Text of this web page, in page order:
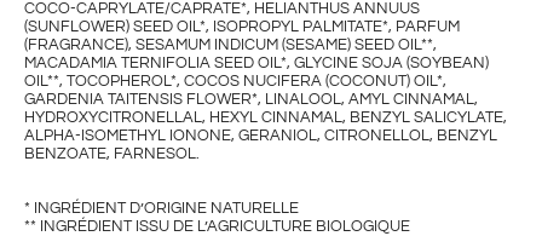
COCO-CAPRYLATE/CAPRATE*, HELIANTHUS ANNUUS
(SUNFLOWER) SEED OIL*, ISOPROPYL PALMITATE*, PARFUM
(FRAGRANCE), SESAMUM INDICUM (SESAME) SEED OIL**,
MACADAMIA TERNIFOLIA SEED OIL*, GLYCINE SOJA (SOYBEAN)
OIL**, TOCOPHEROL*, COCOS NUCIFERA (COCONUT) OIL*,
GARDENIA TAITENSIS FLOWER*, LINALOOL, AMYL CINNAMAL,
HYDROXYCITRONELLAL, HEXYL CINNAMAL, BENZYL SALICYLATE,
ALPHA-ISOMETHYL IONONE, GERANIOL, CITRONELLOL, BENZYL
BENZOATE, FARNESOL.
* INGRÉDIENT D’ORIGINE NATURELLE
** INGRÉDIENT ISSU DE L’AGRICULTURE BIOLOGIQUE